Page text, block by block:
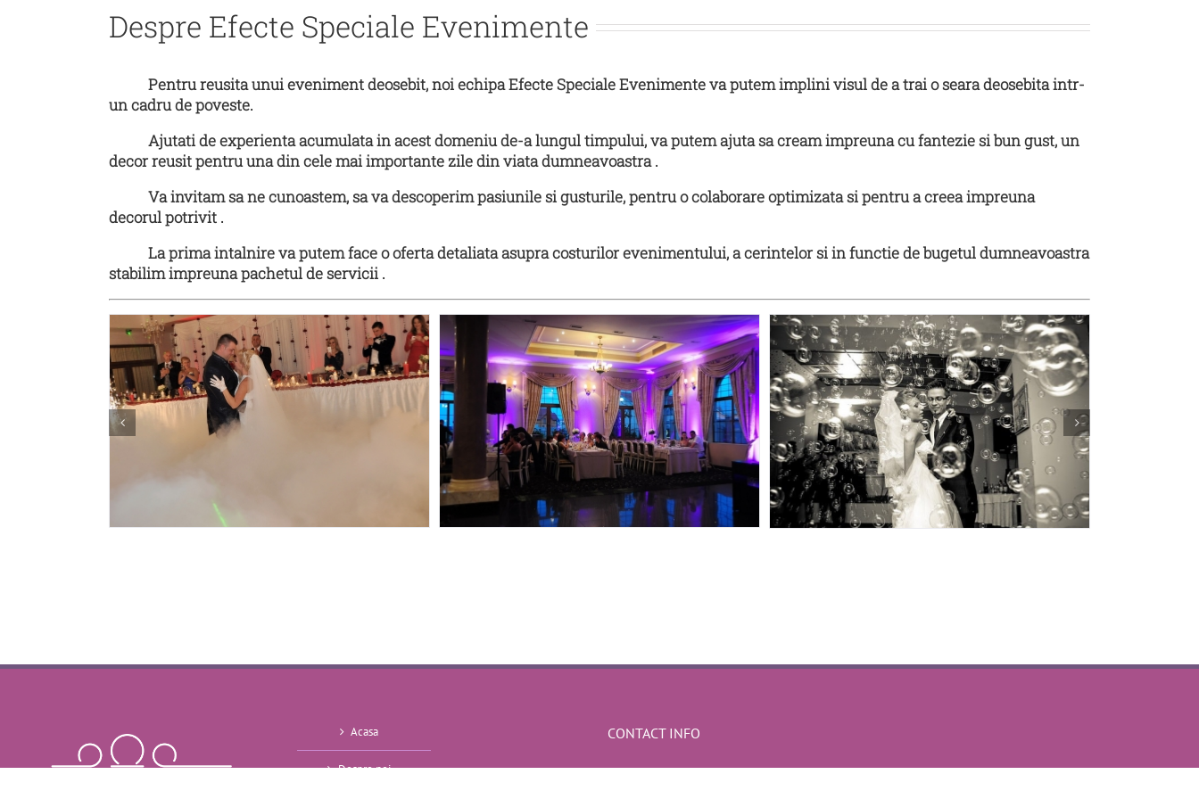
Despre Efecte Speciale Evenimente
Pentru reusita unui eveniment deosebit, noi echipa Efecte Speciale Evenimente va putem implini visul de a trai o seara deosebita intr-
un cadru de poveste.
Ajutati de experienta acumulata in acest domeniu de-a lungul timpului, va putem ajuta sa cream impreuna cu fantezie si bun gust, un
decor reusit pentru una din cele mai importante zile din viata dumneavoastra .
Va invitam sa ne cunoastem, sa va descoperim pasiunile si gusturile, pentru o colaborare optimizata si pentru a creea impreuna
decorul potrivit .
La prima intalnire va putem face o oferta detaliata asupra costurilor evenimentului, a cerintelor si in functie de bugetul dumneavoastra
stabilim impreuna pachetul de servicii .
Acasa
Despre noi
CONTACT INFO